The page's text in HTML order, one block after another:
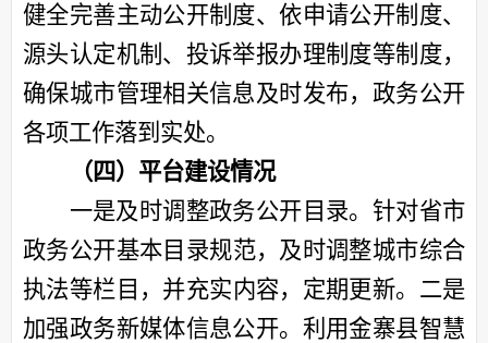
健全完善主动公开制度、依申请公开制度、
源头认定机制、投诉举报办理制度等制度，
确保城市管理相关信息及时发布， 政务公开
各项工作落到实处。
（四）平台建设情况
一是及时调整政务公开目录。 针对省市
政务公开基本目录规范， 及时调整城市综合
执法等栏目， 并充实内容，定期更新。 二是
加强政务新媒体信息公开。利用金寨县智慧